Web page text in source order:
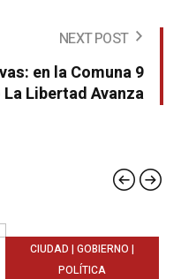
NEXT POST
en la Comuna 9
Libertad Avanza
CIUDAD | GOBIERNO |
POLÍTICA